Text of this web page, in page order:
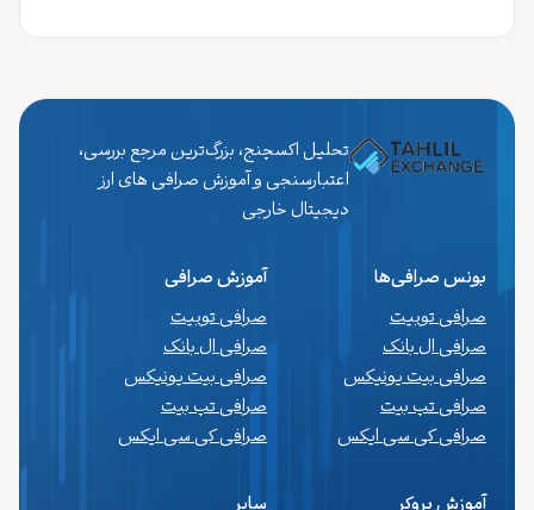
تحلیل اکسچنج، بزرگ‌ترین مرجع بررسی،
اعتبارسنجی و آموزش صرافی های ارز
دیجیتال خارجی
بونس صرافی‌ها
صرافی توبیت
صرافی ال بانک
صرافی بیت یونیکس
صرافی تپ بیت
صرافی کی سی ایکس
آموزش صرافی
صرافی توبیت
صرافی ال بانک
صرافی بیت یونیکس
صرافی تپ بیت
صرافی کی سی ایکس